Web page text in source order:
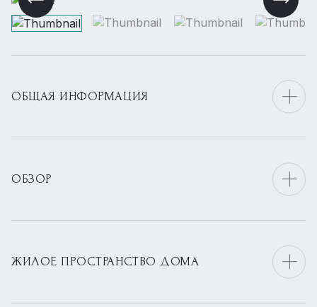
ОБЩАЯ ИНФОРМАЦИЯ
ОБЗОР
ЖИЛОЕ ПРОСТРАНСТВО ДОМА